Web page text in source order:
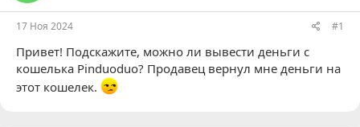
17 Ноя 2024 #1
Привет! Подскажите, можно ли вывести деньги с
кошелька Pinduoduo? Продавец вернул мне деньги на
этот кошелек.